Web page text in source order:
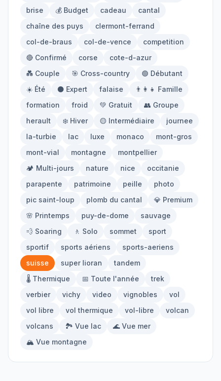
Mont-Blanc Via Ferrata
Initiation
Parapente Randonnée
Alpinisme
Outils
Carte des Spots Comparateur Prix
Quiz Parapente
À propos
Contact
brise
💰 Budget cadeau
cantal
chaîne des puys
clermont-ferrand
col-de-braus
col-de-vence
competition
🔴 Confirmé
corse
cote-d-azur
💑 Couple
🎯 Cross-country
🟢 Débutant
☀️ Été
⚫ Expert falaise
👨‍👩‍👧 Famille
formation
froid 💚 Gratuit
👥 Groupe
herault
❄️ Hiver 🟡 Intermédiaire
journee
la-turbie
lac luxe monaco
mont-gros
mont-vial
montagne
montpellier
🏕️ Multi-jours
nature nice
occitanie
parapente
patrimoine peille
photo
pic saint-loup
plomb du cantal
💎 Premium
🌸 Printemps
puy-de-dome
sauvage
💨 Soaring
🚶 Solo sommet
sport
sportif
sports aériens
sports-aeriens
suisse
super lioran
tandem
🌡️ Thermique
📅 Toute l'année
trek
verbier
vichy video vignobles
vol
vol libre
vol thermique vol-libre
volcan
volcans
🏞️ Vue lac
🌊 Vue mer
🏔️ Vue montagne